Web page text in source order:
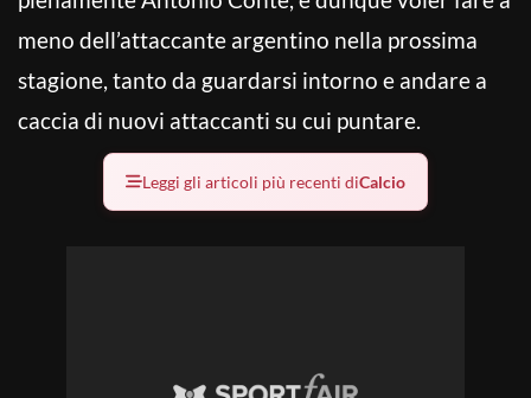
meno dell’attaccante argentino nella prossima
stagione, tanto da guardarsi intorno e andare a
caccia di nuovi attaccanti su cui puntare.
Leggi gli articoli più recenti diCalcio